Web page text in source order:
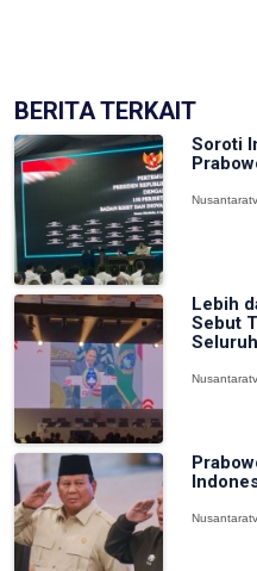
BERITA TERKAIT
Soroti
Lebih
Sebut